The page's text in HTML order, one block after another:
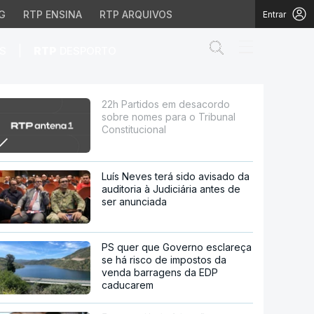
RTP ENSINA RTP ARQUIVOS Entrar
o Tribunal
22h Partidos em desacordo
sobre nomes para o Tribunal
Constitucional
Luís Neves terá sido avisado da
auditoria à Judiciária antes de
ser anunciada
PS quer que Governo esclareça
se há risco de impostos da
venda barragens da EDP
caducarem